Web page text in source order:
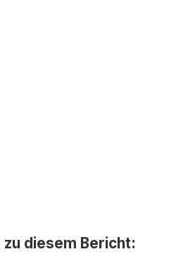
diesem Bericht: